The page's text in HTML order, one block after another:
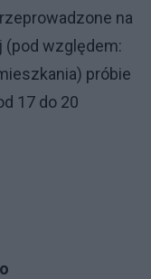
na
(pod względem:
próbie
17 do 20